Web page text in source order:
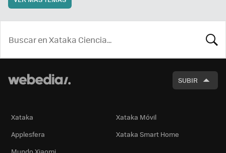
SUBIR
Xataka
Xataka Móvil
Applesfera
Xataka Smart Home